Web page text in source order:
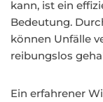
kann, ist ein
Bedeutung.
können Unfälle
reibungslos
Ein erfahrener